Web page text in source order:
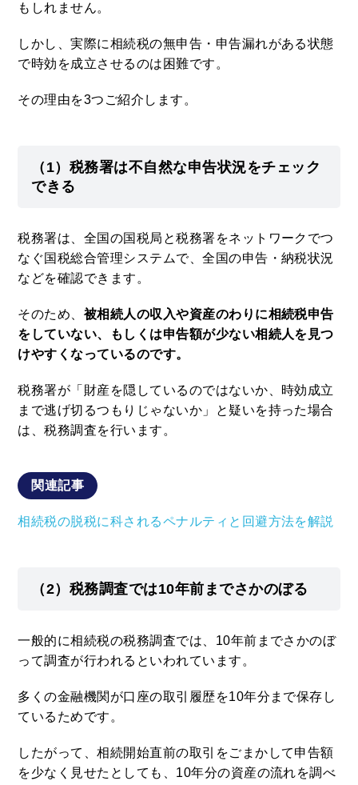
もしれません。
しかし、実際に相続税の無申告・申告漏れがある状態
で時効を成立させるのは困難です。
その理由を3つご紹介します。
（1）税務署は不自然な申告状況をチェック
できる
税務署は、全国の国税局と税務署をネットワークでつ
なぐ国税総合管理システムで、全国の申告・納税状況
などを確認できます。
そのため、 被相続人の収入や資産のわりに相続税申告
をしていない、もしくは申告額が少ない相続人を見つ
けやすくなっているのです。
税務署が「財産を隠しているのではないか、時効成立
まで逃げ切るつもりじゃないか」と疑いを持った場合
は、税務調査を行います。
関連記事
相続税の脱税に科されるペナルティと回避方法を解説
（2）税務調査では10年前までさかのぼる
一般的に相続税の税務調査では、10年前までさかのぼ
って調査が行われるといわれています。
多くの金融機関が口座の取引履歴を10年分まで保存し
ているためです。
したがって、相続開始直前の取引をごまかして申告額
を少なく見せたとしても、10年分の資産の流れを調べ